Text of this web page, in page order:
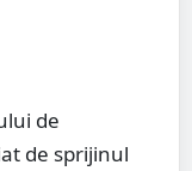
de
de sprijinul